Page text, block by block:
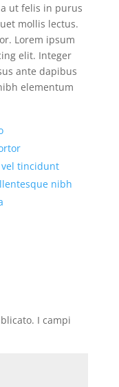
ut felis in purus
mollis lectus.
Lorem ipsum
elit. Integer
ante dapibus
elementum
tincidunt
nibh
I campi